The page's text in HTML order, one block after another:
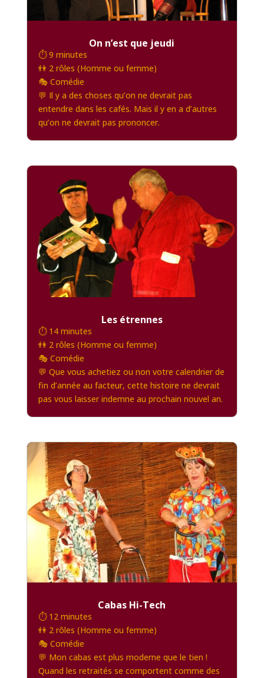
On n’est que jeudi
⏱️ 9 minutes
👫 2 rôles (Homme ou femme)
🎭 Comédie
💬 Il y a des choses qu’on ne devrait pas
entendre dans les cafés. Mais il y en a d’autres
qu’on ne devrait pas prononcer.
Les étrennes
⏱️ 14 minutes
👫 2 rôles (Homme ou femme)
🎭 Comédie
💬 Que vous achetiez ou non votre calendrier de
fin d’année au facteur, cette histoire ne devrait
pas vous laisser indemne au prochain nouvel an.
Cabas Hi-Tech
⏱️ 12 minutes
👫 2 rôles (Homme ou femme)
🎭 Comédie
💬 Mon cabas est plus moderne que le tien !
Quand les retraités se comportent comme des